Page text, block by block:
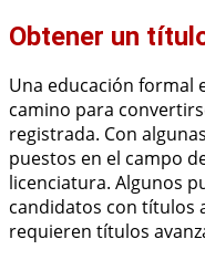
Obtener un
Una educación formal
camino para
registrada. Con
puestos en el campo
licenciatura. Algunos
candidatos con títulos
requieren títulos